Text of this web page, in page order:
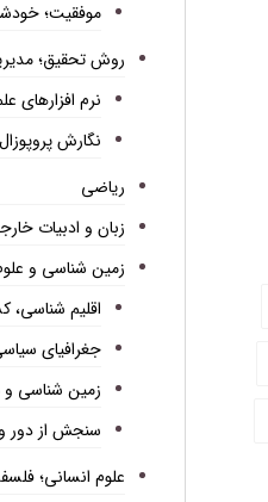
موفقیت؛
روش تحقیق؛
نرم افزارهای
نگارش
ریاضی
زبان و ادبیات
زمین شناسی و
اقلیم
جغرافیای
زمین شناسی
سنجش از دور و
علوم انسانی؛